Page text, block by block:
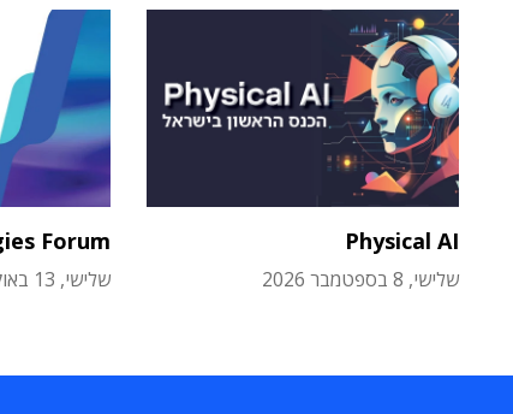
Physical AI
שלישי, 8 בספטמבר 2026
Forum
שלישי, 13 באוקטובר 2026